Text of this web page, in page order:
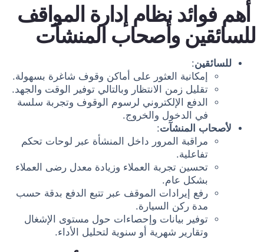
أهم فوائد نظام إدارة المواقف
للسائقين وأصحاب المنشآت
للسائقين:
إمكانية العثور على أماكن وقوف شاغرة بسهولة.
تقليل زمن الانتظار وبالتالي توفير الوقت والجهد.
الدفع الإلكتروني لرسوم الوقوف وتجربة سلسة
في الدخول والخروج.
لأصحاب المنشآت:
مراقبة المرور داخل المنشأة عبر لوحات تحكم
تفاعلية.
تحسين تجربة العملاء وزيادة معدل رضى العملاء
بشكل عام.
رفع إيرادات الموقف عبر تتبع الدفع بدقة حسب
مدة ركن السيارة.
توفير بيانات وإحصاءات حول مستوى الإشغال
وتقارير شهرية أو سنوية لتحليل الأداء.